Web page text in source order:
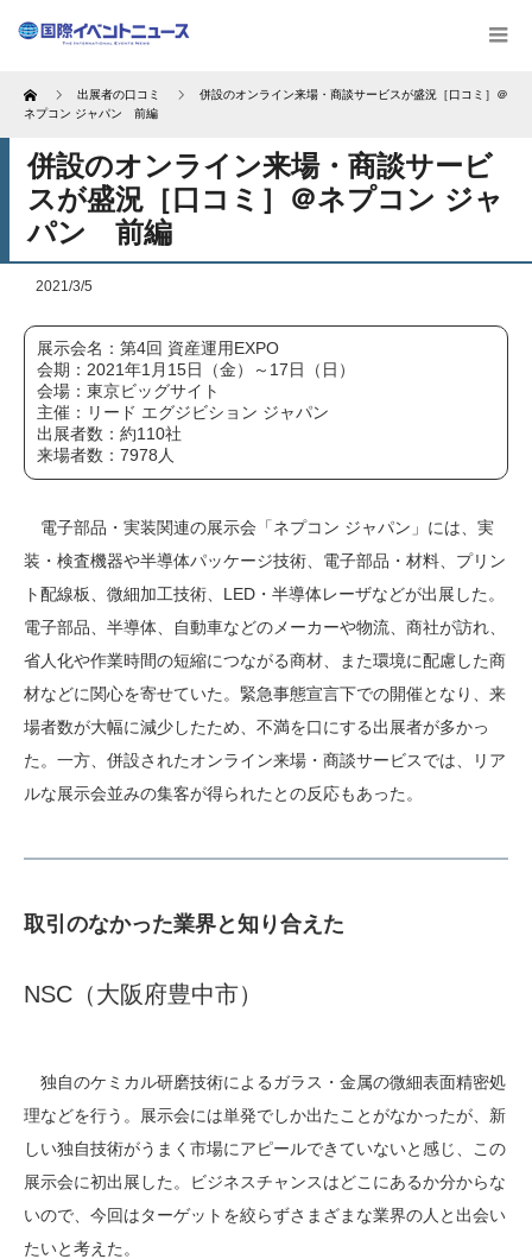
Home 出展者の口コミ
併設のオンライン来場・商談サービスが盛況［口コミ］＠
ネプコン ジャパン 前編
併設のオンライン来場・商談サービ
スが盛況［口コミ］＠ネプコン ジャ
パン 前編
2021/3/5
展示会名：第4回 資産運用EXPO
会期：2021年1月15日（金）～17日（日）
会場：東京ビッグサイト
主催：リード エグジビション ジャパン
出展者数：約110社
来場者数：7978人
電子部品・実装関連の展示会「ネプコン ジャパン」には、実
装・検査機器や半導体パッケージ技術、電子部品・材料、プリン
ト配線板、微細加工技術、LED・半導体レーザなどが出展した。
電子部品、半導体、自動車などのメーカーや物流、商社が訪れ、
省人化や作業時間の短縮につながる商材、また環境に配慮した商
材などに関心を寄せていた。緊急事態宣言下での開催となり、来
場者数が大幅に減少したため、不満を口にする出展者が多かっ
た。一方、併設されたオンライン来場・商談サービスでは、リア
ルな展示会並みの集客が得られたとの反応もあった。
取引のなかった業界と知り合えた
NSC（大阪府豊中市）
独自のケミカル研磨技術によるガラス・金属の微細表面精密処
理などを行う。展示会には単発でしか出たことがなかったが、新
しい独自技術がうまく市場にアピールできていないと感じ、この
展示会に初出展した。ビジネスチャンスはどこにあるか分からな
いので、今回はターゲットを絞らずさまざまな業界の人と出会い
たいと考えた。